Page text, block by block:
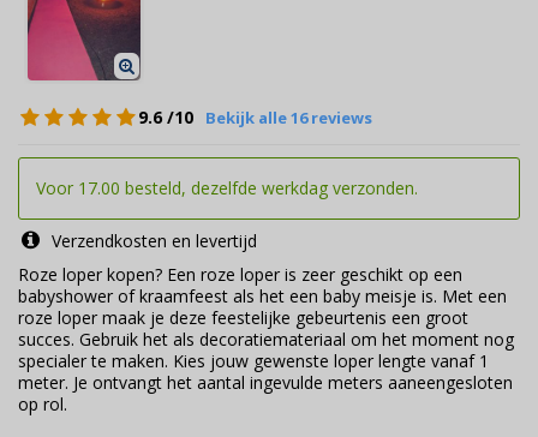
9.6 /10 Bekijk alle 16 reviews
Voor 17.00 besteld, dezelfde werkdag verzonden.
Verzendkosten en levertijd
Roze loper kopen? Een roze loper is zeer geschikt op een
babyshower of kraamfeest als het een baby meisje is. Met een
roze loper maak je deze feestelijke gebeurtenis een groot
succes. Gebruik het als decoratiemateriaal om het moment nog
specialer te maken. Kies jouw gewenste loper lengte vanaf 1
meter. Je ontvangt het aantal ingevulde meters aaneengesloten
op rol.